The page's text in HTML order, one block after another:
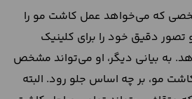
که می‌خواهد عمل کاشت مو را
تصور دقیق خود را برای کلینیک
به بیانی دیگر، او می‌تواند مشخص
مو، بر چه اساس جلو رود. البته